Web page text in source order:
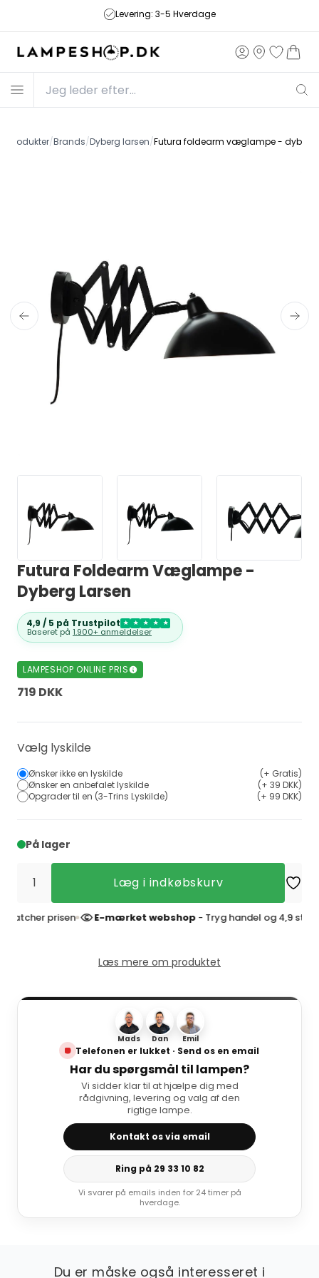
Fri fragt på ordrer over 499,-
Produkter/Brands/Dyberg larsen/Futura foldearm væglampe - dyberg
Futura Foldearm Væglampe -
Dyberg Larsen
4,9 / 5 på Trustpilot ★ ★ ★ ★ ★
Baseret på 1.900+ anmeldelser
LAMPESHOP ONLINE PRIS
719 DKK
Vælg lyskilde
Ønsker ikke en lyskilde
(+ Gratis)
Ønsker en anbefalet lyskilde
(+ 39 DKK)
Opgrader til en (3-Trins Lyskilde)
(+ 99 DKK)
På lager
Læg i indkøbskurv
prisen E-mærket webshop- Tryg handel og 4,9 stjerner
Læs mere om produktet
Mads Dan Emil
Telefonen er lukket · Send os en email
Har du spørgsmål til lampen?
Vi sidder klar til at hjælpe dig med
rådgivning, levering og valg af den
rigtige lampe.
Kontakt os via email
Ring på 29 33 10 82
Vi svarer på emails inden for 24 timer på
hverdage.
Du er måske også interesseret i